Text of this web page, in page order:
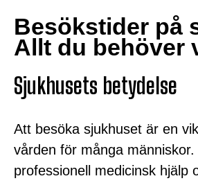
Besökstider på
Allt du behöver
Sjukhusets betydelse
Att besöka sjukhuset är en
vården för många
professionell medicinsk hjälp